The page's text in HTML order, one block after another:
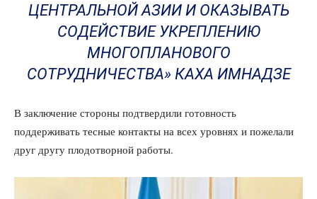
ЦЕНТРАЛЬНОЙ АЗИИ И ОКАЗЫВАТЬ
СОДЕЙСТВИЕ УКРЕПЛЕНИЮ
МНОГОПЛАНОВОГО
СОТРУДНИЧЕСТВА» КАХА ИМНАДЗЕ
В заключение стороны подтвердили готовность
поддерживать тесные контакты на всех уровнях и пожелали
друг другу плодотворной работы.